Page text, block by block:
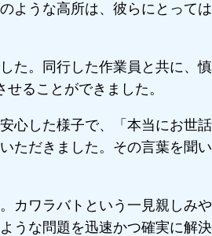
ような高所は、彼らにとって
た。同行した作業員と共に、
ることができました。
心した様子で、「本当にお世
ただきました。その言葉を聞
カワラバトという一見親しみ
うな問題を迅速かつ確実に解